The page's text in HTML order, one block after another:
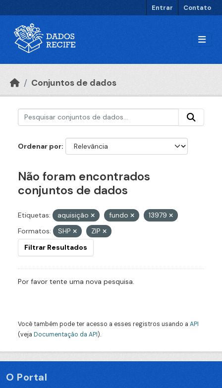
Entrar Contato
Conjuntos de dados
Ordenar por
Não foram encontrados
conjuntos de dados
Etiquetas: aquisição fundo
13979
Formatos:
SHP
ZIP
Filtrar Resultados
Por favor tente uma nova pesquisa.
Você também pode ter acesso a esses registros usando a API
(veja Documentação da API).
O Portal